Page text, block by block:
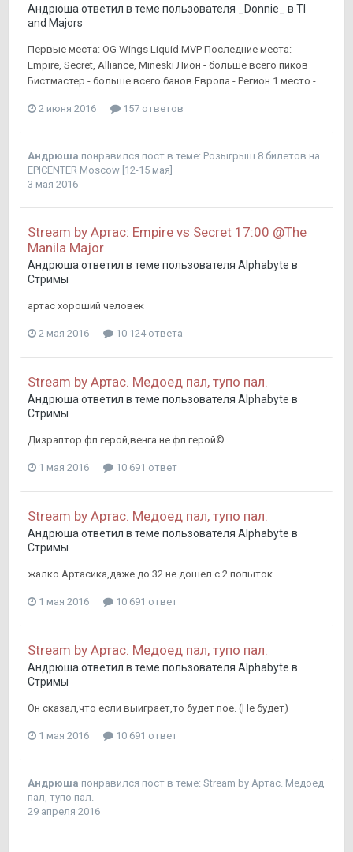
Андрюша ответил в теме пользователя _Donnie_ в TI
and Majors
Первые места: OG Wings Liquid MVP Последние места:
Empire, Secret, Alliance, Mineski Лион - больше всего пиков
Бистмастер - больше всего банов Европа - Регион 1 место -...
2 июня 2016 157 ответов
Андрюша понравился пост в теме: Розыгрыш 8 билетов на
EPICENTER Moscow [12-15 мая]
3 мая 2016
Stream by Артас: Empire vs Secret 17:00 @The
Manila Major
Андрюша ответил в теме пользователя Alphabyte в
Стримы
артас хороший человек
2 мая 2016 10 124 ответа
Stream by Артас. Медоед пал, тупо пал.
Андрюша ответил в теме пользователя Alphabyte в
Стримы
Дизраптор фп герой,венга не фп герой©
1 мая 2016 10 691 ответ
Stream by Артас. Медоед пал, тупо пал.
Андрюша ответил в теме пользователя Alphabyte в
Стримы
жалко Артасика,даже до 32 не дошел с 2 попыток
1 мая 2016 10 691 ответ
Stream by Артас. Медоед пал, тупо пал.
Андрюша ответил в теме пользователя Alphabyte в
Стримы
Он сказал,что если выиграет,то будет пое. (Не будет)
1 мая 2016 10 691 ответ
Андрюша понравился пост в теме: Stream by Артас. Медоед
пал, тупо пал.
29 апреля 2016